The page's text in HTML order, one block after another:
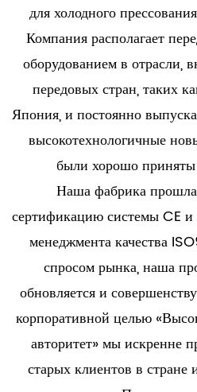
для холодного
Компания располагает
оборудованием в отрасли,
передовых стран, таких
Япония, и постоянно
высокотехнологичные
были хорошо приняты
Наша фабрика
сертификацию системы CE
менеджмента качества
спросом рынка, наша
обновляется и
корпоративной целью
авторитет» мы искренне
старых клиентов в стране